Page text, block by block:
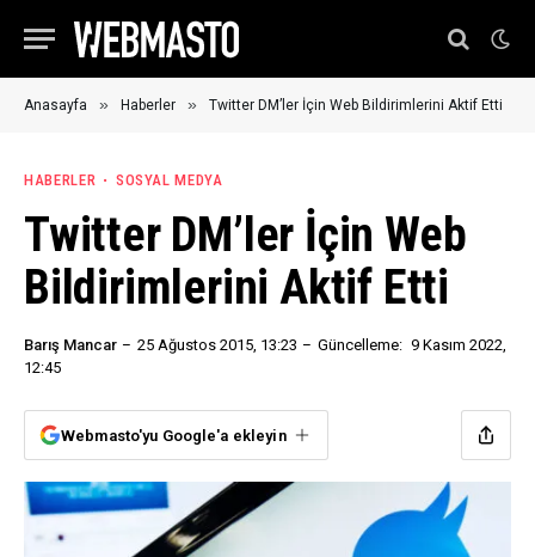
Anasayfa » Haberler » Twitter DM’ler İçin Web Bildirimlerini Aktif Etti
HABERLER SOSYAL MEDYA
Twitter DM’ler İçin Web
Bildirimlerini Aktif Etti
Barış Mancar 25 Ağustos 2015, 13:23 Güncelleme: 9 Kasım 2022,
12:45
Webmasto'yu Google'a ekleyin